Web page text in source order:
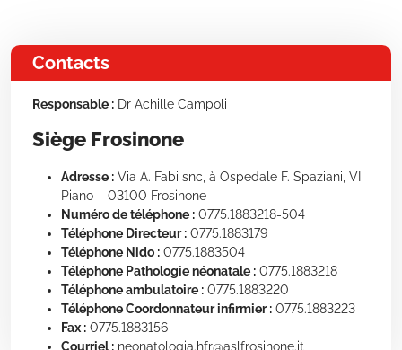
Contacts
Responsable : Dr Achille Campoli
Siège Frosinone
Adresse : Via A. Fabi snc, à Ospedale F. Spaziani, VI
Piano – 03100 Frosinone
Numéro de téléphone : 0775.1883218-504
Téléphone Directeur : 0775.1883179
Téléphone Nido : 0775.1883504
Téléphone Pathologie néonatale : 0775.1883218
Téléphone ambulatoire : 0775.1883220
Téléphone Coordonnateur infirmier : 0775.1883223
Fax : 0775.1883156
Courriel : neonatologia.hfr@aslfrosinone.it